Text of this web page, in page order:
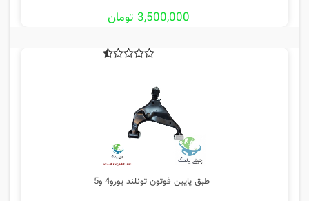
3,500,000 تومان
طبق پایین فوتون تونلند یورو4 و5